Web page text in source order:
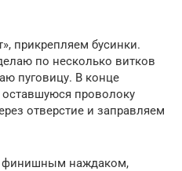
прикрепляем бусинки.
по несколько витков
пуговицу. В конце
проволоку
отверстие и заправляем
финишным наждаком,